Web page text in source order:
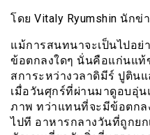
โดย Vitaly Ryumshin นักข่
แม้การสนทนาจะเป็นไปอย่
ข้อตกลงใดๆ นั่นคือแก่นแท้
สการะหว่างวลาดิมีร์ ปูติน
เมื่อวันศุกร์ที่ผ่านมาดูอบอุ่น
ภาพ ทว่าแทนที่จะมีข้อตกล
ไปที อาหารกลางวันที่ถูกย